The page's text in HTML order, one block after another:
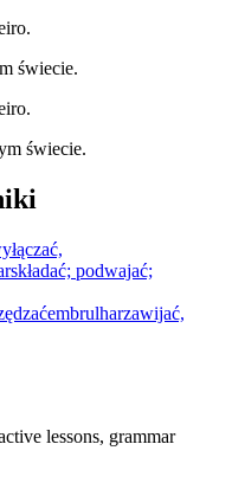
świecie.
świecie.
składać; podwajać;
embrulharzawijać,
lessons, grammar